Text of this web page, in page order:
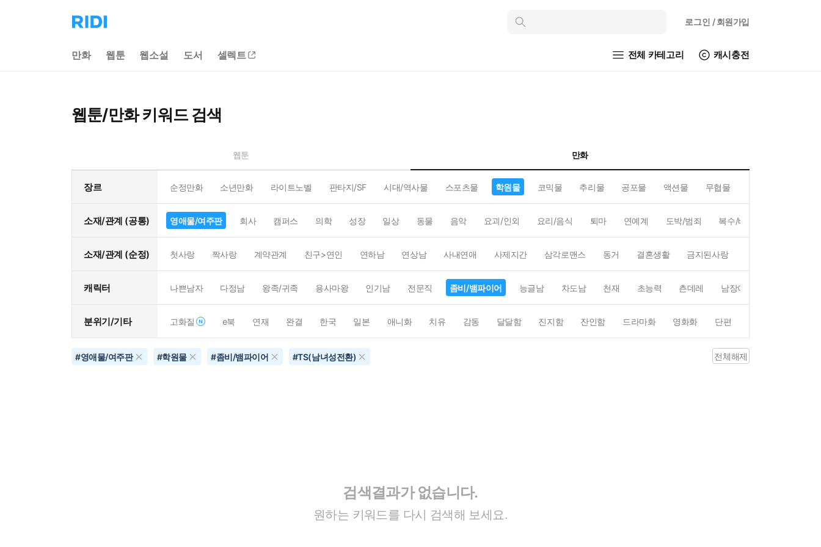
리
디
으
인
로그인 / 회원가입
만화 웹툰 웹소설 도서 셀렉트 전체 카테고리 캐시충전
웹툰/만화 키워드 검색
웹툰 만화
장르 순정만화 소년만화 라이트노벨 판타지/SF 시대/역사물 스포츠물 학원물 코믹물 추리물 공포물 액션물 무협물
소재/관계 (공통) 영애물/여주판 회사 캠퍼스 의학 성장 일상 동물 음악 요괴/인외 요리/음식 퇴마 연예계 도박/범죄 복수/배신
소재/관계 (순정) 첫사랑 짝사랑 계약관계 친구>연인 연하남 연상남 사내연애 사제지간 삼각로맨스 동거 결혼생활 금지된사랑
캐릭터 나쁜남자 다정남 왕족/귀족 용사마왕 인기남 전문직 좀비/뱀파이어 능글남 차도남 천재 초능력 츤데레 남장여자
분위기/기타 고화질 e북 연재 완결 한국 일본 애니화 치유 감동 달달함 진지함 잔인함 드라마화 영화화 단편
#영애물/여주판 #학원물 #좀비/뱀파이어 #TS(남녀성전환) 전체해제
검색결과가 없습니다.
원하는 키워드를 다시 검색해 보세요.